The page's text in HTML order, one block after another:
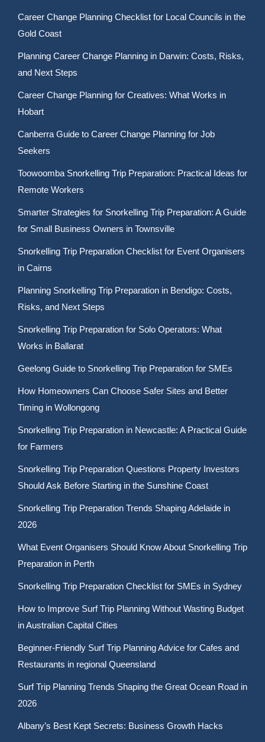
Career Change Planning Checklist for Local Councils in the
Gold Coast
Planning Career Change Planning in Darwin: Costs, Risks,
and Next Steps
Career Change Planning for Creatives: What Works in
Hobart
Canberra Guide to Career Change Planning for Job
Seekers
Toowoomba Snorkelling Trip Preparation: Practical Ideas for
Remote Workers
Smarter Strategies for Snorkelling Trip Preparation: A Guide
for Small Business Owners in Townsville
Snorkelling Trip Preparation Checklist for Event Organisers
in Cairns
Planning Snorkelling Trip Preparation in Bendigo: Costs,
Risks, and Next Steps
Snorkelling Trip Preparation for Solo Operators: What
Works in Ballarat
Geelong Guide to Snorkelling Trip Preparation for SMEs
How Homeowners Can Choose Safer Sites and Better
Timing in Wollongong
Snorkelling Trip Preparation in Newcastle: A Practical Guide
for Farmers
Snorkelling Trip Preparation Questions Property Investors
Should Ask Before Starting in the Sunshine Coast
Snorkelling Trip Preparation Trends Shaping Adelaide in
2026
What Event Organisers Should Know About Snorkelling Trip
Preparation in Perth
Snorkelling Trip Preparation Checklist for SMEs in Sydney
How to Improve Surf Trip Planning Without Wasting Budget
in Australian Capital Cities
Beginner-Friendly Surf Trip Planning Advice for Cafes and
Restaurants in regional Queensland
Surf Trip Planning Trends Shaping the Great Ocean Road in
2026
Albany’s Best Kept Secrets: Business Growth Hacks